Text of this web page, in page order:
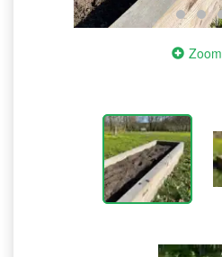
Zoom